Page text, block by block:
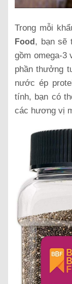
Trong mỗi
Food , bạn sẽ
gồm omega-3
phần thưởng
nước ép
tính, bạn có
các hương vị